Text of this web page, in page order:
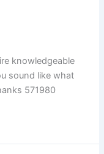
knowledgeable
sound like what
571980